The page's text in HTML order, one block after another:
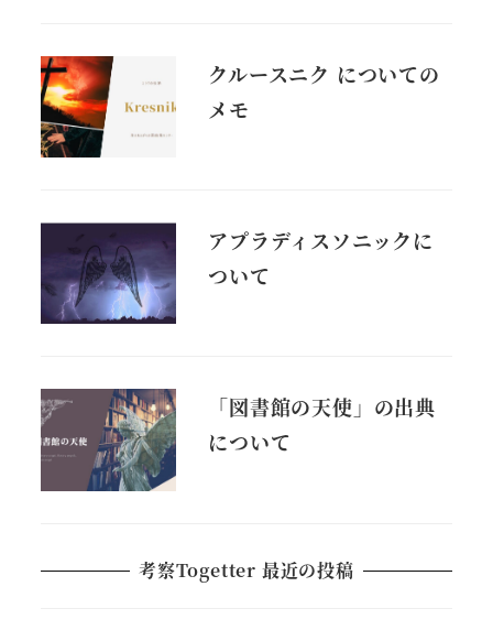
クルースニク についての
メモ
アプラディスソニックに
ついて
「図書館の天使」の出典
について
考察Togetter 最近の投稿